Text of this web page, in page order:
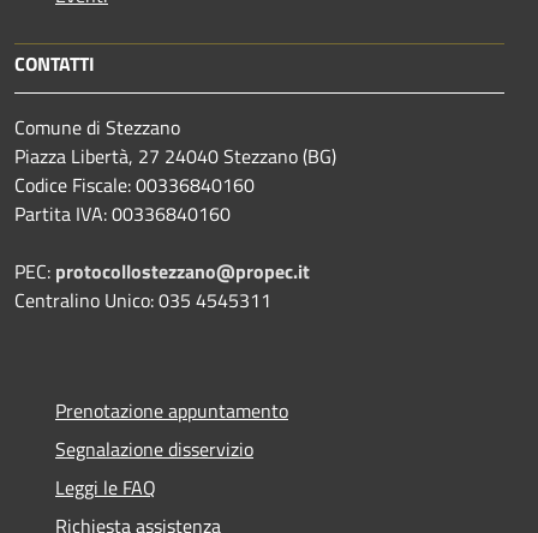
CONTATTI
Comune di Stezzano
Piazza Libertà, 27 24040 Stezzano (BG)
Codice Fiscale: 00336840160
Partita IVA: 00336840160
PEC: protocollostezzano@propec.it
Centralino Unico: 035 4545311
Prenotazione appuntamento
Segnalazione disservizio
Leggi le FAQ
Richiesta assistenza